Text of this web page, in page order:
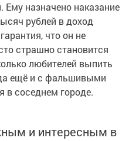
Ему назначено наказание
рублей в доход
что он не
страшно становится
любителей выпить
ещё и с фальшивыми
в соседнем городе.
и интересным в